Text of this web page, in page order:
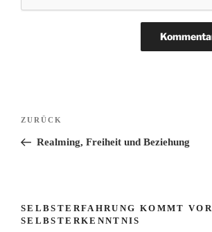
Beitragsnavigation
Vorheriger
Beitrag
ZURÜCK
Realming, Freiheit und Beziehung
SELBSTERFAHRUNG KOMMT VOR
SELBSTERKENNTNIS